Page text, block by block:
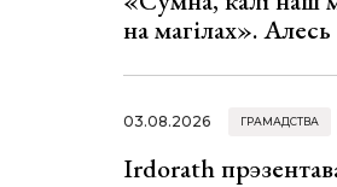
на магілах».
03.08.2026 ГРАМАДСТВА
Irdorath